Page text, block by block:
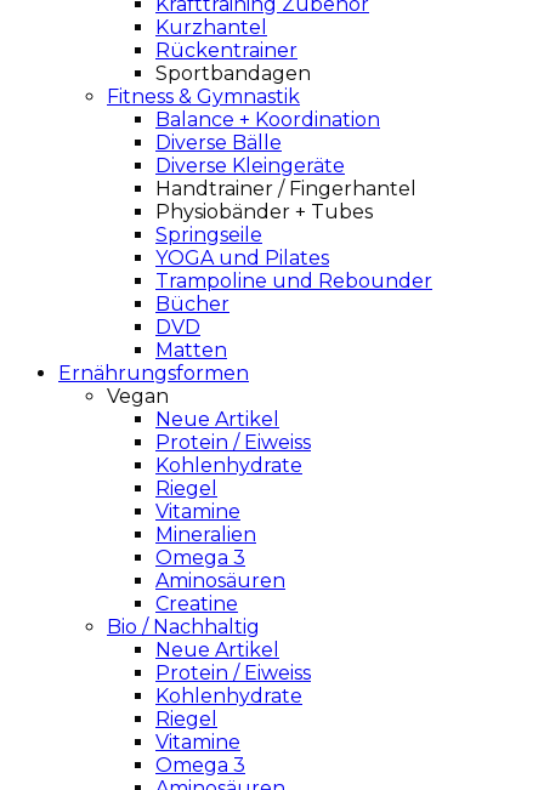
Kurzhantel
Rückentrainer
Sportbandagen
Fitness & Gymnastik
Balance + Koordination
Diverse Bälle
Diverse Kleingeräte
Handtrainer / Fingerhantel
Physiobänder + Tubes
Springseile
YOGA und Pilates
Trampoline und Rebounder
Bücher
DVD
Matten
Ernährungsformen
Vegan
Neue Artikel
Protein / Eiweiss
Kohlenhydrate
Riegel
Vitamine
Mineralien
Omega 3
Aminosäuren
Creatine
Bio / Nachhaltig
Neue Artikel
Protein / Eiweiss
Kohlenhydrate
Riegel
Vitamine
Omega 3